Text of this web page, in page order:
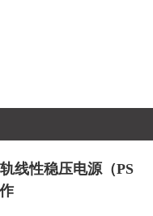
线性稳压电源（PS